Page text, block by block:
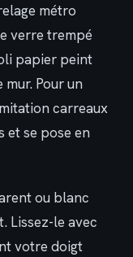
métro
verre trempé
papier peint
Pour un
carreaux
et se pose en
ou blanc
Lissez-le avec
votre doigt